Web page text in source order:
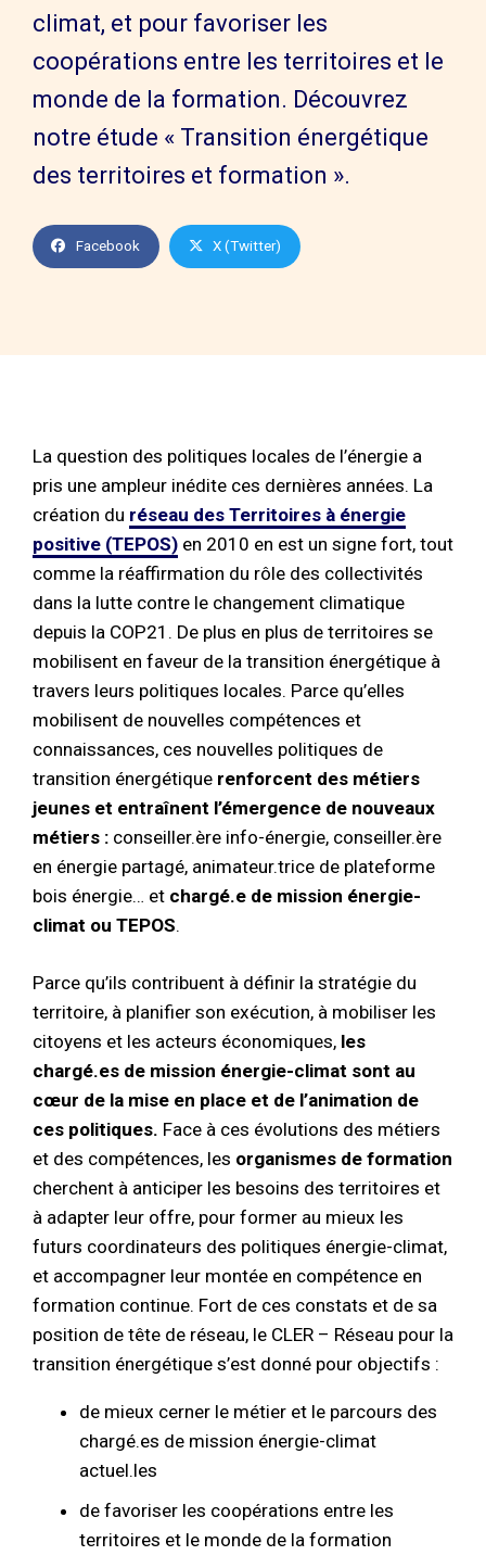
climat, et pour favoriser les
coopérations entre les territoires et le
monde de la formation. Découvrez
notre étude « Transition énergétique
des territoires et formation ».
Facebook X (Twitter)
La question des politiques locales de l’énergie a
pris une ampleur inédite ces dernières années. La
création du réseau des Territoires à énergie
positive (TEPOS) en 2010 en est un signe fort, tout
comme la réaffirmation du rôle des collectivités
dans la lutte contre le changement climatique
depuis la COP21. De plus en plus de territoires se
mobilisent en faveur de la transition énergétique à
travers leurs politiques locales. Parce qu’elles
mobilisent de nouvelles compétences et
connaissances, ces nouvelles politiques de
transition énergétique renforcent des métiers
jeunes et entraînent l’émergence de nouveaux
métiers : conseiller.ère info-énergie, conseiller.ère
en énergie partagé, animateur.trice de plateforme
bois énergie… et chargé.e de mission énergie-
climat ou TEPOS.
Parce qu’ils contribuent à définir la stratégie du
territoire, à planifier son exécution, à mobiliser les
citoyens et les acteurs économiques, les
chargé.es de mission énergie-climat sont au
cœur de la mise en place et de l’animation de
ces politiques. Face à ces évolutions des métiers
et des compétences, les organismes de formation
cherchent à anticiper les besoins des territoires et
à adapter leur offre, pour former au mieux les
futurs coordinateurs des politiques énergie-climat,
et accompagner leur montée en compétence en
formation continue. Fort de ces constats et de sa
position de tête de réseau, le CLER – Réseau pour la
transition énergétique s’est donné pour objectifs :
de mieux cerner le métier et le parcours des
chargé.es de mission énergie-climat
actuel.les
de favoriser les coopérations entre les
territoires et le monde de la formation